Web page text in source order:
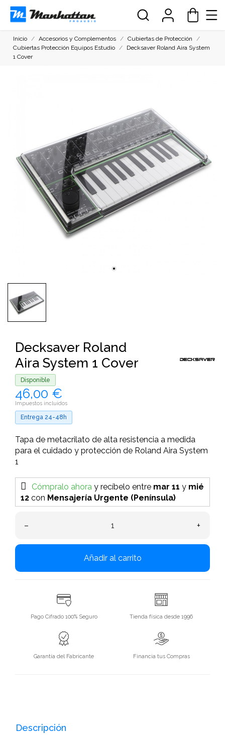
Inicio Accesorios y Complementos
Cubiertas de Protección
Cubiertas Protección Equipos Estudio
Decksaver Roland Aira System
1 Cover
Decksaver Roland
Aira System 1 Cover
Disponible
46,00 €
Impuestos incluidos
Entrega 24-48h
Tapa de metacrilato de alta resistencia a medida
para el cuidado y protección de Roland Aira System
1
Cómpralo ahora y recíbelo entre mar 11 y mié
12 con Mensajería Urgente (Península)
– +
Añadir al carrito
Pago Cifrado 100% Seguro Tienda física desde 1996
Garantía del Fabricante Financia tus Compras
Descripción